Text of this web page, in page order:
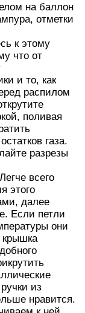
на баллон
отметки
к этому
что от
и то, как
распилом
поливая
газа.
разрезы
всего
этого
далее
Если петли
они
крышка
из
нравится.